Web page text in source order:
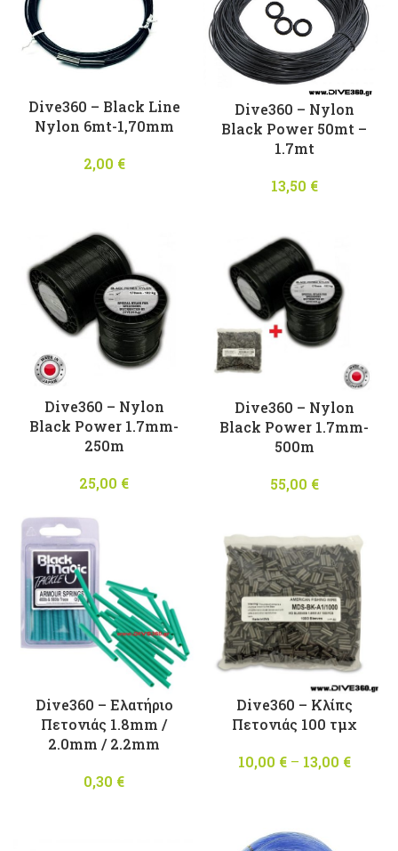
Dive360 – Black Line
Nylon 6mt-1,70mm
2,00 €
Dive360 – Nylon
Black Power 50mt –
1.7mt
13,50 €
Dive360 – Nylon
Βlack Power 1.7mm-
250m
25,00 €
Dive360 – Nylon
Βlack Power 1.7mm-
500m
55,00 €
Dive360 – Ελατήριο
Πετονιάς 1.8mm /
2.0mm / 2.2mm
0,30 €
Dive360 – Κλίπς
Πετονιάς 100 τμχ
10,00 € – 13,00 €